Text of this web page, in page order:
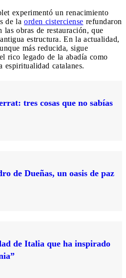
experimentó un renacimiento
de la orden cisterciense refundaron
las obras de restauración, que
estructura. En la actualidad,
más reducida, sigue
rico legado de la abadía como
catalanes.
tres cosas que no sabías
de Dueñas, un oasis de paz
de Italia que ha inspirado